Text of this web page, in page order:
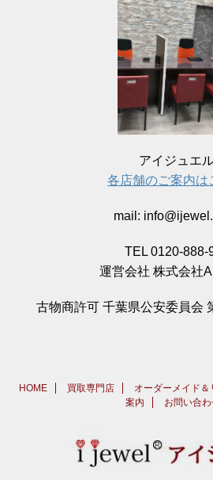
アイジュエ
各店舗のご案内は
mail:
TEL 0120-888-
運営会社 株式会社
古物商許可 千葉県公安委員会
HOME 買取専門店 オーダーメイド
案内
お問い合わ